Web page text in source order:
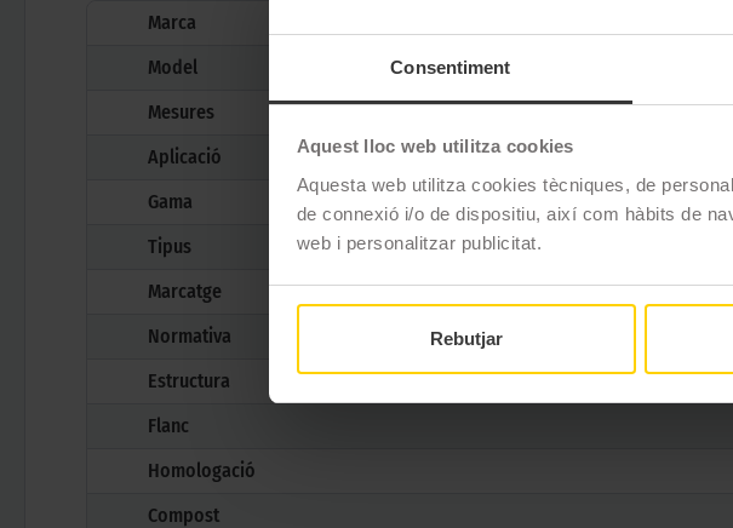
Consentiment
Aquest lloc web utilitza cookies
Aquesta web utilitza cookies tècniques, de
de connexió i/o de dispositiu, així com hàbits de
web i personalitzar publicitat.
Rebutjar
Marca
Model
Mesures
Aplicació
Gama
Tipus
Marcatge
Normativa
Estructura
Flanc
Homologació
Compost